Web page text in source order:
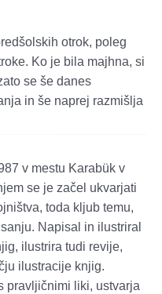
otrok, poleg
Ko je bila majhna, si
se še danes
in še naprej razmišlja
v mestu Karabük v
se je začel ukvarjati
toda kljub temu,
Napisal in ilustriral
ilustrira tudi revije,
ilustracije knjig.
pravljičnimi liki, ustvarja